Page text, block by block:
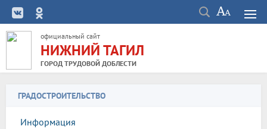
официальный сайт
НИЖНИЙ ТАГИЛ
ГОРОД ТРУДОВОЙ ДОБЛЕСТИ
ГРАДОСТРОИТЕЛЬСТВО
Информация